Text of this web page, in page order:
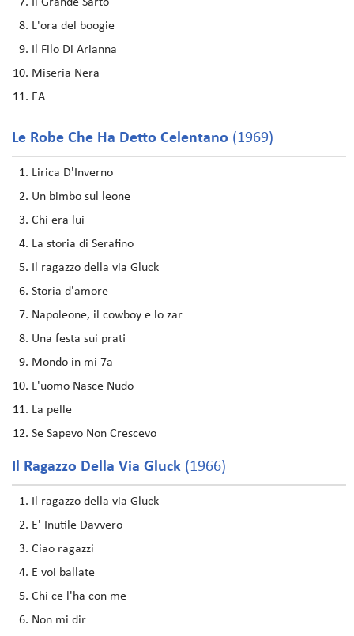
L'ora del boogie
Il Filo Di Arianna
Miseria Nera
EA
Le Robe Che Ha Detto Celentano (1969)
Lirica D'Inverno
Un bimbo sul leone
Chi era lui
La storia di Serafino
Il ragazzo della via Gluck
Storia d'amore
Napoleone, il cowboy e lo zar
Una festa sui prati
Mondo in mi 7a
L'uomo Nasce Nudo
La pelle
Se Sapevo Non Crescevo
Il Ragazzo Della Via Gluck (1966)
Il ragazzo della via Gluck
E' Inutile Davvero
Ciao ragazzi
E voi ballate
Chi ce l'ha con me
Non mi dir